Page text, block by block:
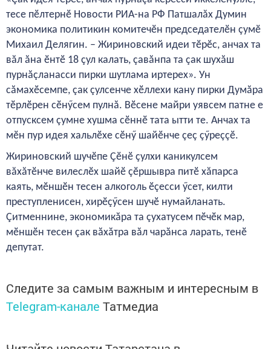
тесе пӗлтернӗ Новости РИА-на РФ Патшалăх Думин
экономика политикин комитечӗн председателӗн çумӗ
Михаил Делягин. – Жириновский идеи тӗрӗс, анчах та
вăл ăна ӗнтӗ 18 çул калать, çавăнпа та çак шухăш
пурнăçланасси пирки шутлама иртерех». Ун
сăмахӗсемпе, çак çулсенче хӗллехи кану пирки Думăра
тӗрлӗрен сӗнӳсем пулнă. Вӗсене майри уявсем патне е
отпусксем çумне хушма сӗннӗ тата ытти те. Анчах та
мӗн пур идея хальлӗхе сӗнӳ шайӗнче çеç çӳреççӗ.
Жириновский шучӗпе Çӗнӗ çулхи каникулсем
вăхăтӗнче вилеслӗх шайӗ çӗршывра питӗ хăпарса
каять, мӗншӗн тесен алкоголь ӗçесси ӳсет, килти
преступленисен, хирӗçӳсен шучӗ нумайланать.
Çитменнине, экономикăра та çухатусем пӗчӗк мар,
мӗншӗн тесен çак вăхăтра вăл чарăнса ларать, тенӗ
депутат.
Следите за самым важным и интересным в
Telegram-канале Татмедиа